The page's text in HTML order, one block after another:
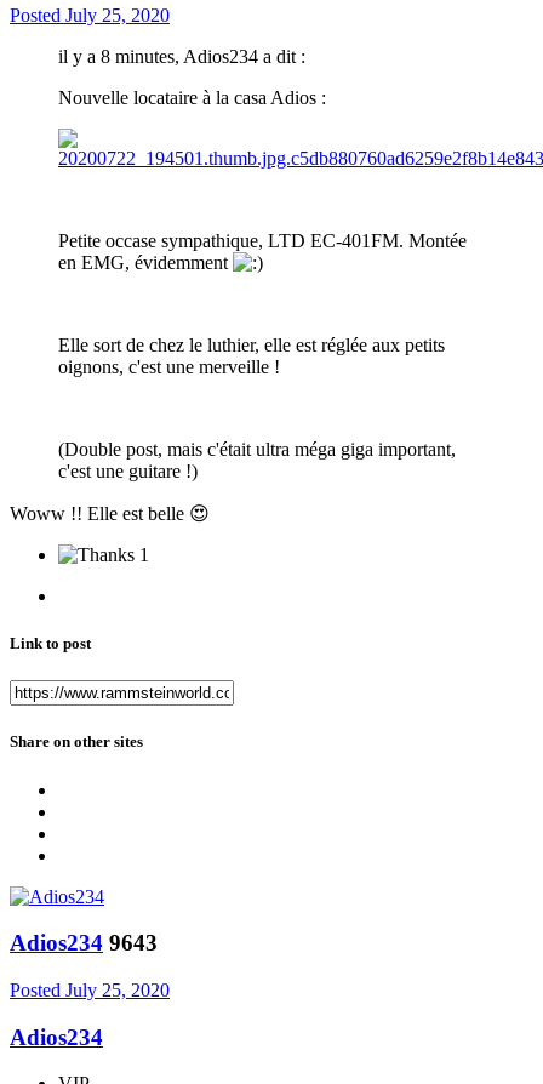
Posted July 25, 2020
il y a 8 minutes, Adios234 a dit :
Nouvelle locataire à la casa Adios :
Petite occase sympathique, LTD EC-401FM. Montée
en EMG, évidemment
Elle sort de chez le luthier, elle est réglée aux petits
oignons, c'est une merveille !
(Double post, mais c'était ultra méga giga important,
c'est une guitare !)
Woww !! Elle est belle 😍
1
Link to post
Share on other sites
Adios234 9643
Posted July 25, 2020
Adios234